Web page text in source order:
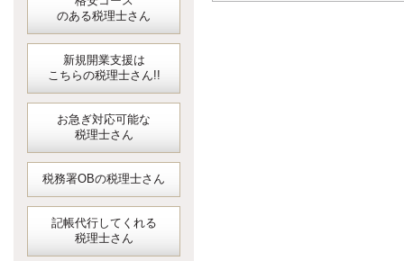
のある税理士さん
新規開業支援は
こちらの税理士さん!!
お急ぎ対応可能な
税理士さん
税務署OBの税理士さん
記帳代行してくれる
税理士さん